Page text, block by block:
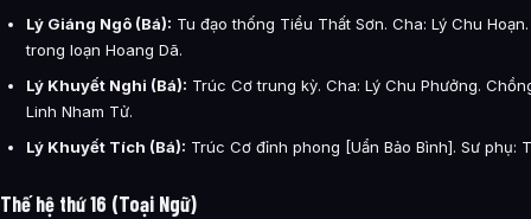
Lý Giáng Ngô (Bá): Tu đạo thống Tiểu Thất Sơn. Cha: Lý Chu
trong loạn Hoang Dã.
Lý Khuyết Nghi (Bá): Trúc Cơ trung kỳ. Cha: Lý Chu Phưởng.
Linh Nham Tử.
Lý Khuyết Tích (Bá): Trúc Cơ đỉnh phong [Uẩn Bảo Bình]. Sư phụ:
Thế hệ thứ 16 (Toại Ngữ)